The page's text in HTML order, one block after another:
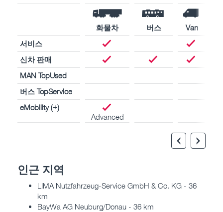
화물차 버스
Van
서비스
신차 판매
MAN TopUsed
버스 TopService
eMobility (+)
Advanced
인근 지역
LIMA Nutzfahrzeug-Service GmbH & Co. KG - 36
km
BayWa AG Neuburg/Donau - 36 km